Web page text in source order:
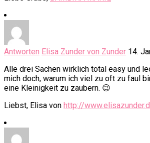
Antworten Elisa Zunder von Zunder 14.
Alle drei Sachen wirklich total easy und
mich doch, warum ich viel zu oft zu faul
eine Kleinigkeit zu zaubern. 😉
Liebst, Elisa von http://